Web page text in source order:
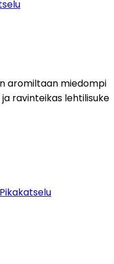
aromiltaan miedompi
ravinteikas lehtilisuke
Pikakatselu